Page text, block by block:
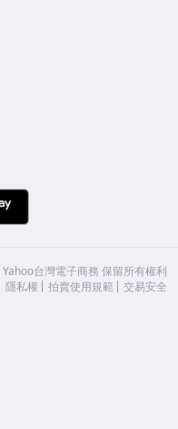
Yahoo台灣電子商務 保留所有權利
隱私權 拍賣使用規範 交易安全